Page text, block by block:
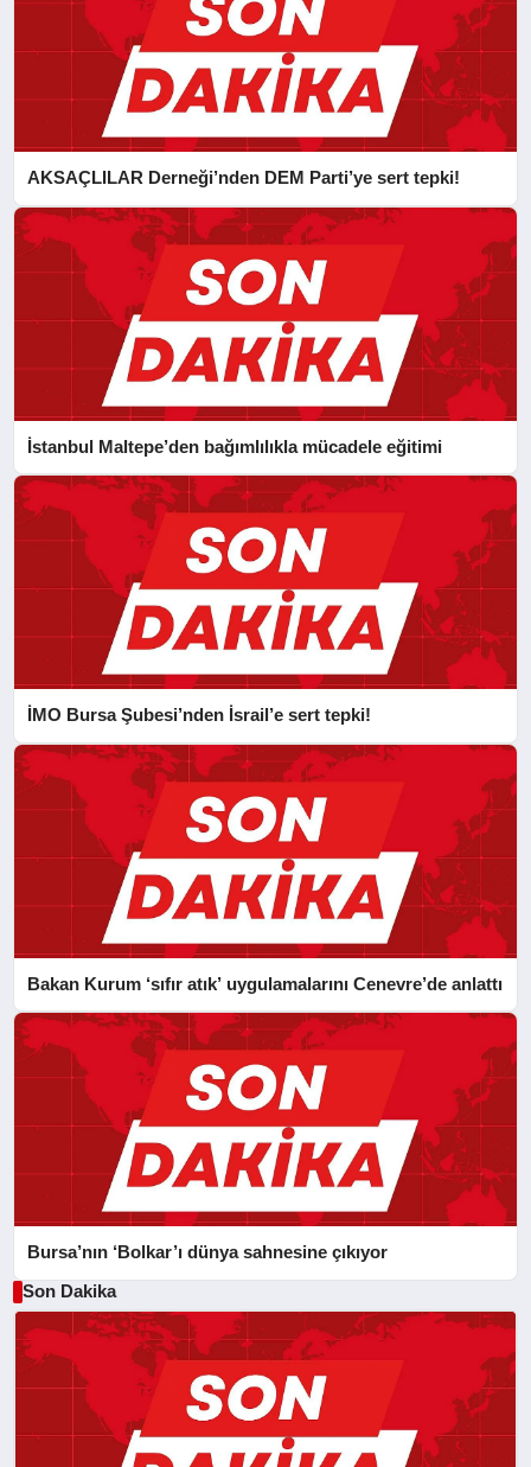
AKSAÇLILAR Derneği’nden DEM Parti’ye sert tepki!
İstanbul Maltepe’den bağımlılıkla mücadele eğitimi
İMO Bursa Şubesi’nden İsrail’e sert tepki!
Bakan Kurum ‘sıfır atık’ uygulamalarını Cenevre’de anlattı
Bursa’nın ‘Bolkar’ı dünya sahnesine çıkıyor
Son Dakika